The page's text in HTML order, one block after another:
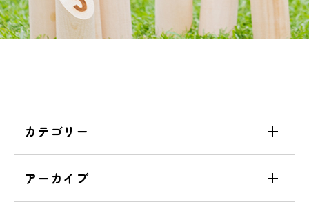
カテゴリー
アーカイブ